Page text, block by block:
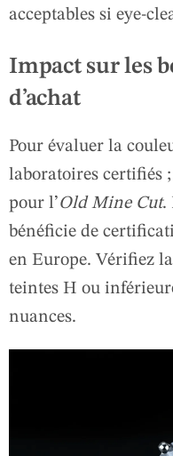
acceptables si eye-
Impact sur les
d’achat
Pour évaluer la
laboratoires certifiés
pour l’Old Mine Cut.
bénéficie de
en Europe. Vérifiez
teintes H ou
nuances.